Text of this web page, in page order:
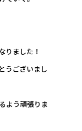
りました！
うございまし
よう頑張りま